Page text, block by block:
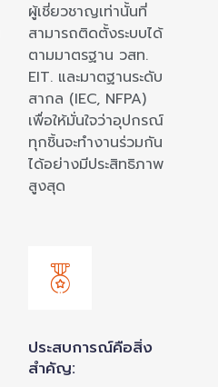
ผู้เชี่ยวชาญเท่านั้นที่
สามารถติดตั้งระบบได้
ตามมาตรฐาน วสท.
EIT. และมาตฐานระดับ
สากล (IEC, NFPA)
เพื่อให้มั่นใจว่าอุปกรณ์
ทุกชิ้นจะทำงานร่วมกัน
ได้อย่างมีประสิทธิภาพ
สูงสุด
ประสบการณ์คือสิ่ง
สำคัญ: